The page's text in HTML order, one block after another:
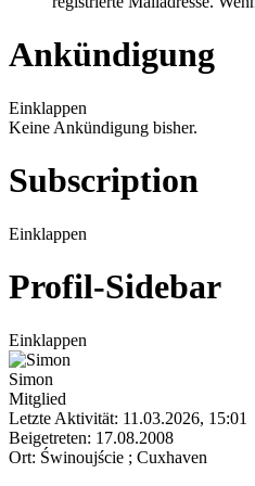
Ankündigung
Einklappen
Keine Ankündigung bisher.
Subscription
Einklappen
Profil-Sidebar
Einklappen
Simon
Mitglied
Letzte Aktivität: 11.03.2026, 15:01
Beigetreten: 17.08.2008
Ort: Świnoujście ; Cuxhaven